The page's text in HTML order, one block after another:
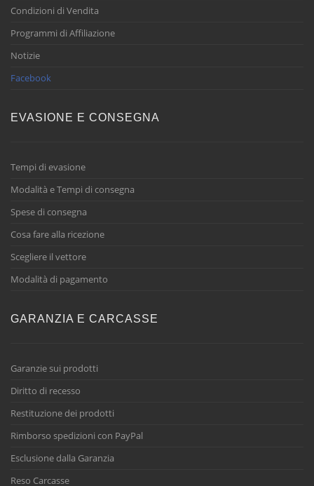
Condizioni di Vendita
Programmi di Affiliazione
Notizie
Facebook
EVASIONE E CONSEGNA
Tempi di evasione
Modalità e Tempi di consegna
Spese di consegna
Cosa fare alla ricezione
Scegliere il vettore
Modalità di pagamento
GARANZIA E CARCASSE
Garanzie sui prodotti
Diritto di recesso
Restituzione dei prodotti
Rimborso spedizioni con PayPal
Esclusione dalla Garanzia
Reso Carcasse